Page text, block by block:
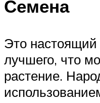
Семена
Это настоящий
лучшего, что
растение.